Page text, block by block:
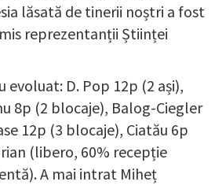
lăsată de tinerii noștri a fost
reprezentanții Științei
evoluat: D. Pop 12p (2 ași),
8p (2 blocaje), Balog-Ciegler
12p (3 blocaje), Ciatău 6p
(libero, 60% recepție
A mai intrat Miheț